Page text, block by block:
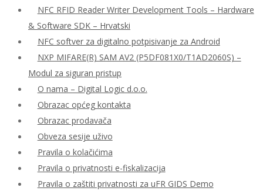
NFC RFID Reader Writer Development Tools – Hardware
& Software SDK – Hrvatski
NFC softver za digitalno potpisivanje za Android
NXP MIFARE(R) SAM AV2 (P5DF081X0/T1AD2060S) –
Modul za siguran pristup
O nama – Digital Logic d.o.o.
Obrazac općeg kontakta
Obrazac prodavača
Obveza sesije uživo
Pravila o kolačićima
Pravila o privatnosti e-fiskalizacija
Pravila o zaštiti privatnosti za uFR GIDS Demo